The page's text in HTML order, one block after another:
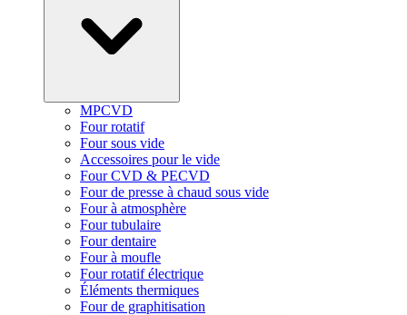
MPCVD
Four rotatif
Four sous vide
Accessoires pour le vide
Four CVD & PECVD
Four de presse à chaud sous vide
Four à atmosphère
Four tubulaire
Four dentaire
Four à moufle
Four rotatif électrique
Éléments thermiques
Four de graphitisation